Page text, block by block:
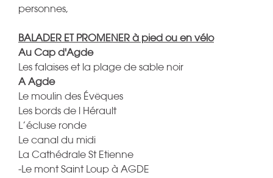
personnes,
BALADER ET PROMENER à pied ou en vélo
Au Cap d'Agde
Les falaises et la plage de sable noir
A Agde
Le moulin des Évêques
Les bords de l Hérault
L’écluse ronde
Le canal du midi
La Cathédrale St Etienne
-Le mont Saint Loup à AGDE